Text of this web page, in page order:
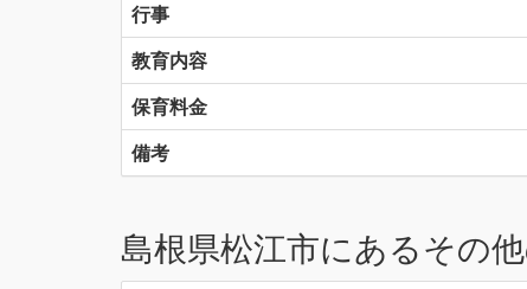
行事
教育内容
保育料金
備考
島根県松江市にあるその